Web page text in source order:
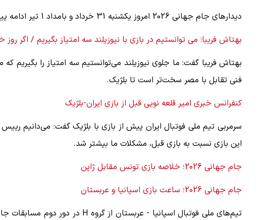
دیدارهای جام جهانی 2026 امروز یکشنبه 31 خرداد و بامداد 1 تیر ادامه پیدا می کند.
بهتاش فریبا: می توانستیم در بازی با نیوزیلند سه امتیاز بگیریم / اگر
بهتاش فریبا گفت: ما جلوی نیوزیلند می‌توانستیم سه امتیاز را بگیریم
فنی تقابل با مصر سخت‌تر است تا بلژیک.
کنفرانس خبری امیر قلعه نویی قبل از بازی ایران-بلژیک
سرمربی تیم ملی فوتبال ایران پیش از بازی با بلژیک گفت: می‌دانیم
این بازی نسبت به بازی قبل، مشکلات ما بیشتر شد.
جام جهانی 2026؛ خلاصه بازی تونس مقابل ژاپن
جام جهانی 2026؛ ساعت بازی اسپانیا و عربستان